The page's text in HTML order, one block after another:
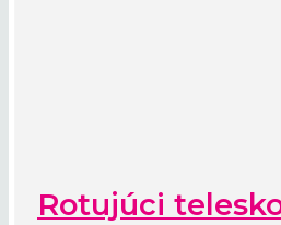
Rotujúci